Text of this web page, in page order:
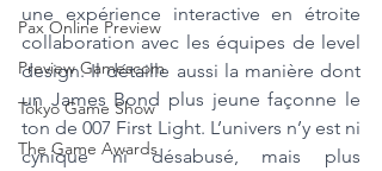
Pax Online Preview
Preview Gamescom
Tokyo Game Show
The Game Awards
une expérience interactive en étroite
collaboration avec les équipes de level
design. Il détaille aussi la manière dont
un James Bond plus jeune façonne le
ton de 007 First Light. L’univers n’y est ni
cynique ni désabusé, mais plus